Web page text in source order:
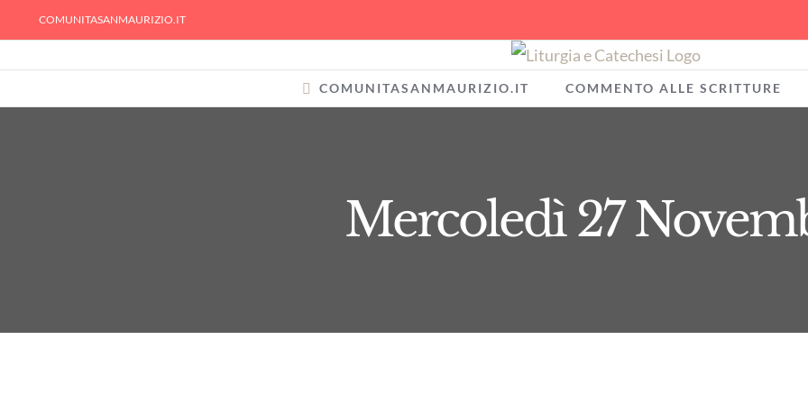
to
content
COMUNITASANMAURIZIO.IT
COMUNITASANMAURIZIO.IT COMMENTO ALLE SCRITTURE
Mercoledì 27